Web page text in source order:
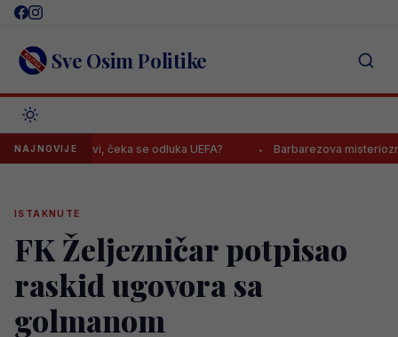
Skip
content Sve Osim Politike
NAJNOVIJEčeka se odluka UEFA? Barbarezova misteriozna
ISTAKNUTE
FK Željezničar potpisao
raskid ugovora sa
golmanom